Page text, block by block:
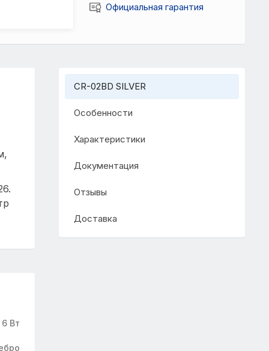
Официальная гарантия
CR-02BD SILVER
Особенности
Характеристики
Документация
Отзывы
Доставка
6 Вт